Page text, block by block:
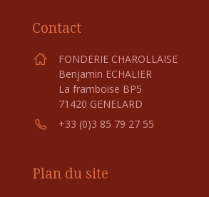
Contact
FONDERIE CHAROLLAISE
Benjamin ECHALIER
La framboise BP5
71420 GENELARD
+33 (0)3 85 79 27 55
Plan du site